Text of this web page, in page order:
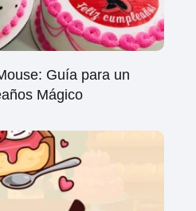
Guía para un
Mágico